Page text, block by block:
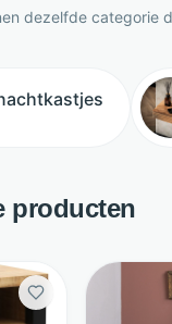
dezelfde categorie
producten